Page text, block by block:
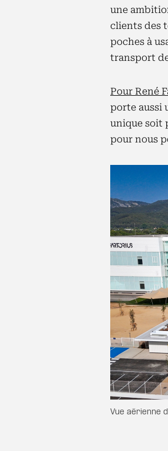
une
clients des
poches à
transport
Pour René
porte aussi
unique soit
pour nous
Vue aérienne